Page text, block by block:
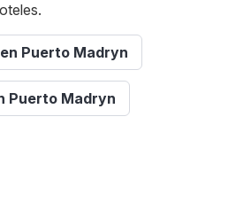
Puerto Madryn
Puerto Madryn